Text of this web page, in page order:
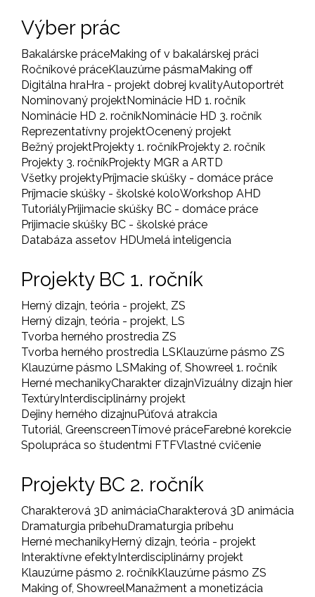
Výber prác
Bakalárske práceMaking of v bakalárskej práci
Ročníkové práceKlauzúrne pásmaMaking off
Digitálna hraHra - projekt dobrej kvalityAutoportrét
Nominovaný projektNominácie HD 1. ročník
Nominácie HD 2. ročníkNominácie HD 3. ročník
Reprezentatívny projektOcenený projekt
Bežný projektProjekty 1. ročníkProjekty 2. ročník
Projekty 3. ročníkProjekty MGR a ARTD
Všetky projektyPríjmacie skúšky - domáce práce
Príjmacie skúšky - školské koloWorkshop AHD
TutoriályPrijimacie skúšky BC - domáce práce
Prijimacie skúšky BC - školské práce
Databáza assetov HDUmelá inteligencia
Projekty BC 1. ročník
Herný dizajn, teória - projekt, ZS
Herný dizajn, teória - projekt, LS
Tvorba herného prostredia ZS
Tvorba herného prostredia LSKlauzúrne pásmo ZS
Klauzúrne pásmo LSMaking of, Showreel 1. ročník
Herné mechanikyCharakter dizajnVizuálny dizajn hier
TextúryInterdisciplinárny projekt
Dejiny herného dizajnuPúťová atrakcia
Tutoriál, GreenscreenTímové práceFarebné korekcie
Spolupráca so študentmi FTFVlastné cvičenie
Projekty BC 2. ročník
Charakterová 3D animáciaCharakterová 3D animácia
Dramaturgia príbehuDramaturgia príbehu
Herné mechanikyHerný dizajn, teória - projekt
Interaktívne efektyInterdisciplinárny projekt
Klauzúrne pásmo 2. ročníkKlauzúrne pásmo ZS
Making of, ShowreelManažment a monetizácia